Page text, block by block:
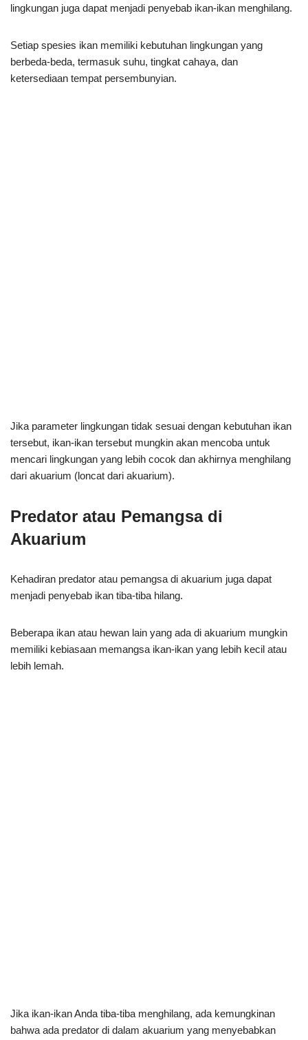
lingkungan juga dapat menjadi penyebab ikan-ikan menghilang.
Setiap spesies ikan memiliki kebutuhan lingkungan yang
berbeda-beda, termasuk suhu, tingkat cahaya, dan
ketersediaan tempat persembunyian.
Jika parameter lingkungan tidak sesuai dengan kebutuhan ikan
tersebut, ikan-ikan tersebut mungkin akan mencoba untuk
mencari lingkungan yang lebih cocok dan akhirnya menghilang
dari akuarium (loncat dari akuarium).
Predator atau Pemangsa di
Akuarium
Kehadiran predator atau pemangsa di akuarium juga dapat
menjadi penyebab ikan tiba-tiba hilang.
Beberapa ikan atau hewan lain yang ada di akuarium mungkin
memiliki kebiasaan memangsa ikan-ikan yang lebih kecil atau
lebih lemah.
Jika ikan-ikan Anda tiba-tiba menghilang, ada kemungkinan
bahwa ada predator di dalam akuarium yang menyebabkan